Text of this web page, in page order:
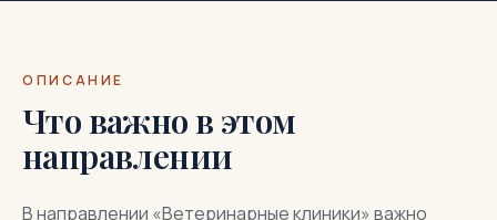
ОПИСАНИЕ
Что важно в этом
направлении
В направлении «Ветеринарные клиники» важно